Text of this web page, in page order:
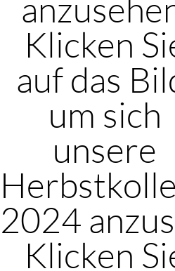
Klicken
auf das
um sich
unsere
2024
Klicken